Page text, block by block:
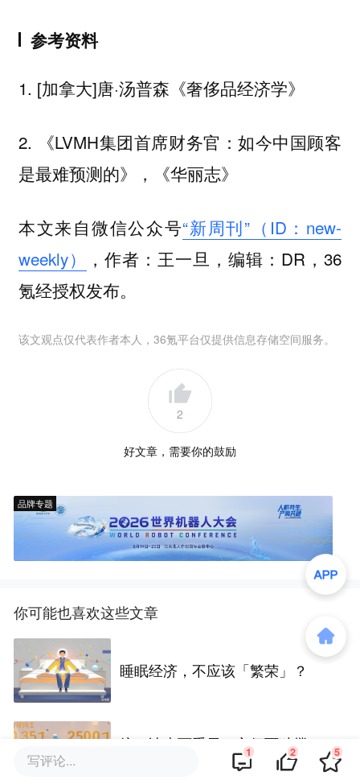
参考资料
1. [加拿大]唐·汤普森《奢侈品经济学》
2. 《LVMH集团首席财务官：如今中国顾客
是最难预测的》，《华丽志》
本文来自微信公众号“新周刊”（ID：new-
weekly）
，作者：王一旦，编辑：DR，36
氪经授权发布。
该文观点仅代表作者本人，36氪平台仅提供信息存储空间服务。
2
好文章，需要你的鼓励
品牌专题
你可能也喜欢这些文章
睡眠经济，不应该「繁荣」？
统一冰火两重天：方便面独撑，
写评论... 1 2 5